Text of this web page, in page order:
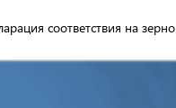
соответствия на зерно